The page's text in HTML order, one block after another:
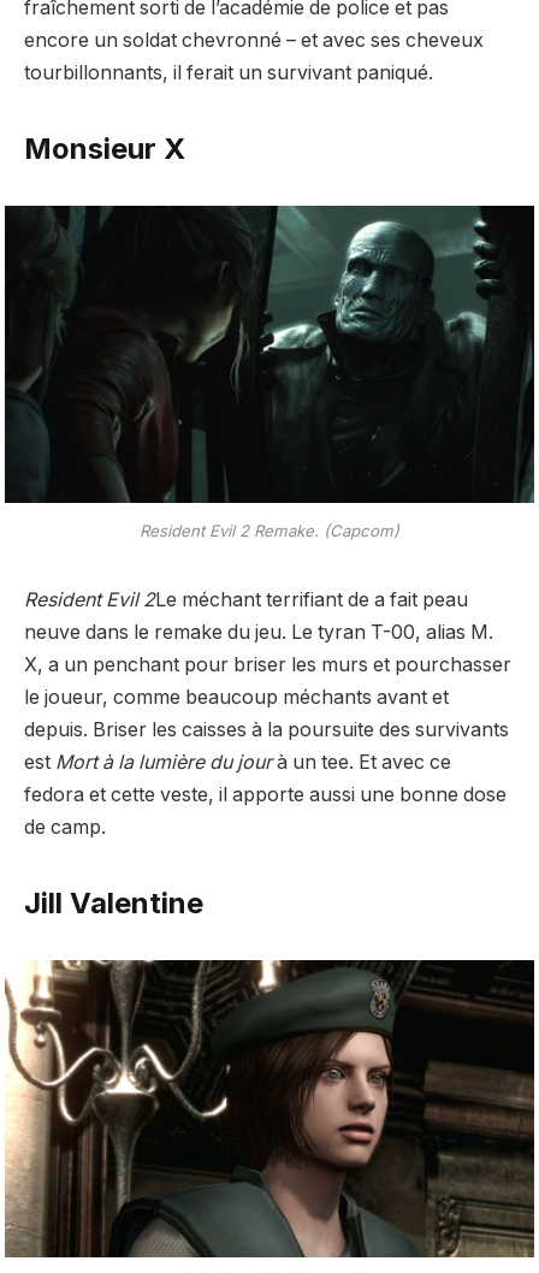
fraîchement sorti de l’académie de police et pas
encore un soldat chevronné – et avec ses cheveux
tourbillonnants, il ferait un survivant paniqué.
Monsieur X
Resident Evil 2 Remake. (Capcom)
Resident Evil 2Le méchant terrifiant de a fait peau
neuve dans le remake du jeu. Le tyran T-00, alias M.
X, a un penchant pour briser les murs et pourchasser
le joueur, comme beaucoup méchants avant et
depuis. Briser les caisses à la poursuite des survivants
est Mort à la lumière du jourà un tee. Et avec ce
fedora et cette veste, il apporte aussi une bonne dose
de camp.
Jill Valentine